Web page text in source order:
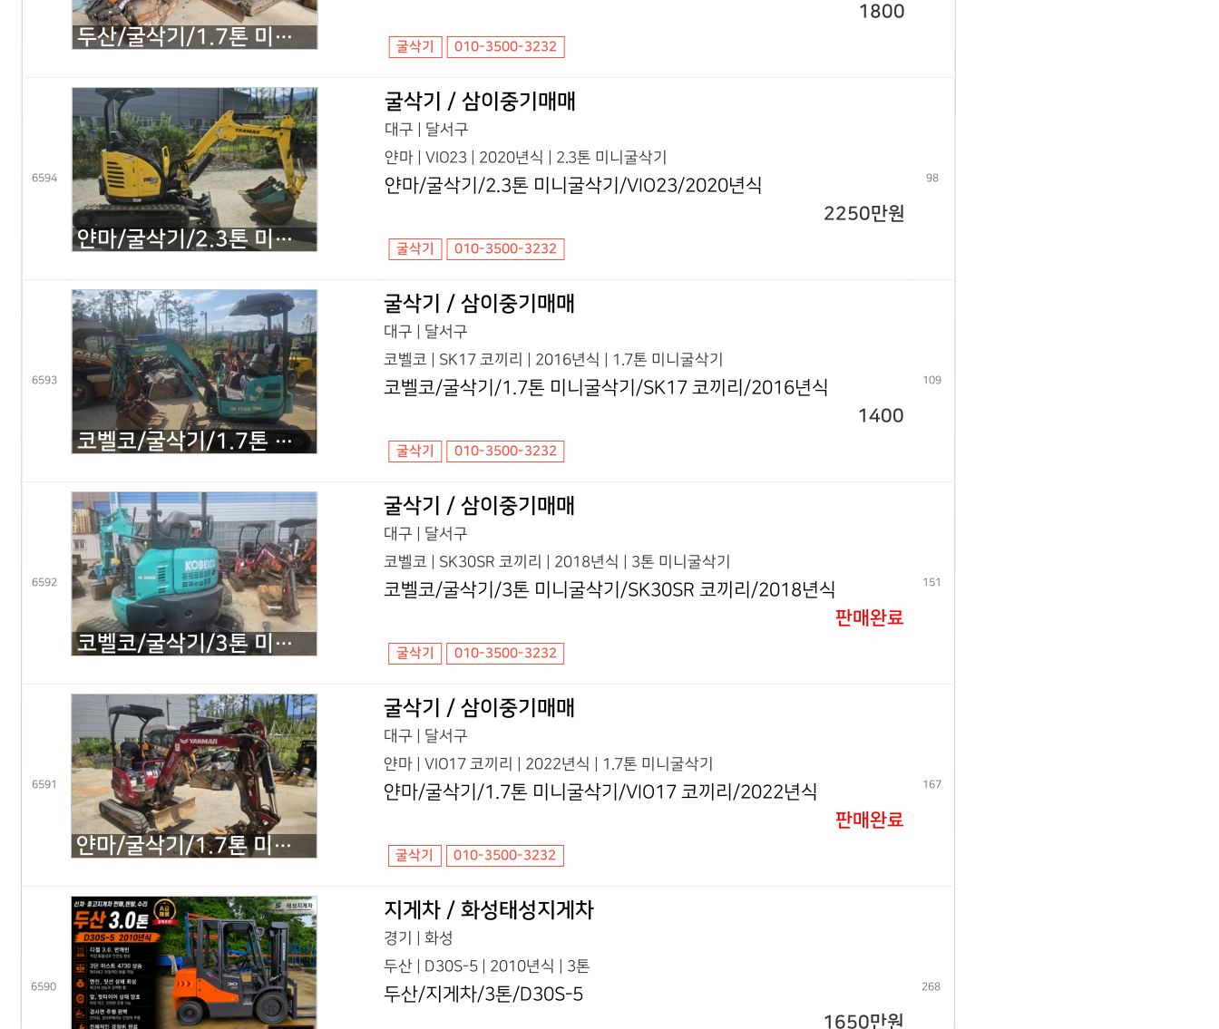
두산/굴삭기/1.7톤 미니굴삭기/DX17Z 코끼리/2021년식
1800
굴삭기 010-3500-3232
6594
얀마/굴삭기/2.3톤 미니굴삭기/VIO23/2020년식
굴삭기 / 삼이중기매매
대구 | 달서구
얀마 | VIO23 | 2020년식 | 2.3톤 미니굴삭기
얀마/굴삭기/2.3톤 미니굴삭기/VIO23/2020년식
2250만원
굴삭기 010-3500-3232
98
6593
코벨코/굴삭기/1.7톤 미니굴삭기/SK17 코끼리/2016년식
굴삭기 / 삼이중기매매
대구 | 달서구
코벨코 | SK17 코끼리 | 2016년식 | 1.7톤 미니굴삭기
코벨코/굴삭기/1.7톤 미니굴삭기/SK17 코끼리/2016년식
1400
굴삭기 010-3500-3232
109
6592
코벨코/굴삭기/3톤 미니굴삭기/SK30SR 코끼리/2018년식
굴삭기 / 삼이중기매매
대구 | 달서구
코벨코 | SK30SR 코끼리 | 2018년식 | 3톤 미니굴삭기
코벨코/굴삭기/3톤 미니굴삭기/SK30SR 코끼리/2018년식
판매완료
굴삭기 010-3500-3232
151
6591
얀마/굴삭기/1.7톤 미니굴삭기/VIO17 코끼리/2022년식
굴삭기 / 삼이중기매매
대구 | 달서구
얀마 | VIO17 코끼리 | 2022년식 | 1.7톤 미니굴삭기
얀마/굴삭기/1.7톤 미니굴삭기/VIO17 코끼리/2022년식
판매완료
굴삭기 010-3500-3232
167
6590
지게차 / 화성태성지게차
경기 | 화성
두산 | D30S-5 | 2010년식 | 3톤
두산/지게차/3톤/D30S-5
1650만원
268